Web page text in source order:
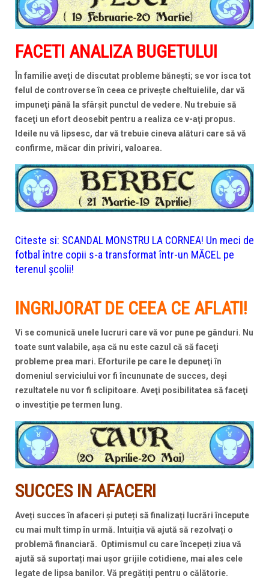
FACETI ANALIZA BUGETULUI
În familie aveţi de discutat probleme băneşti; se vor isca tot
felul de controverse în ceea ce priveşte cheltuielile, dar vă
impuneţi până la sfârşit punctul de vedere. Nu trebuie să
faceţi un efort deosebit pentru a realiza ce v-aţi propus.
Ideile nu vă lipsesc, dar vă trebuie cineva alături care să vă
confirme, măcar din priviri, valoarea.
Citeste si: SCANDAL MONSTRU LA CORNEA! Un meci de
fotbal între copii s-a transformat într-un MĂCEL pe
terenul școlii!
INGRIJORAT DE CEEA CE AFLATI!
Vi se comunică unele lucruri care vă vor pune pe gânduri. Nu
toate sunt valabile, aşa că nu este cazul că să faceţi
probleme prea mari. Eforturile pe care le depuneţi în
domeniul serviciului vor fi încununate de succes, deşi
rezultatele nu vor fi sclipitoare. Aveţi posibilitatea să faceţi
o investiţie pe termen lung.
SUCCES IN AFACERI
Aveți succes în afaceri și puteți să finalizați lucrări începute
cu mai mult timp în urmă. Intuiția vă ajută să rezolvați o
problemă financiară. Optimismul cu care începeți ziua vă
ajută să suportați mai ușor grijile cotidiene, mai ales cele
legate de lipsa banilor. Vă pregătiți pentru o călătorie.